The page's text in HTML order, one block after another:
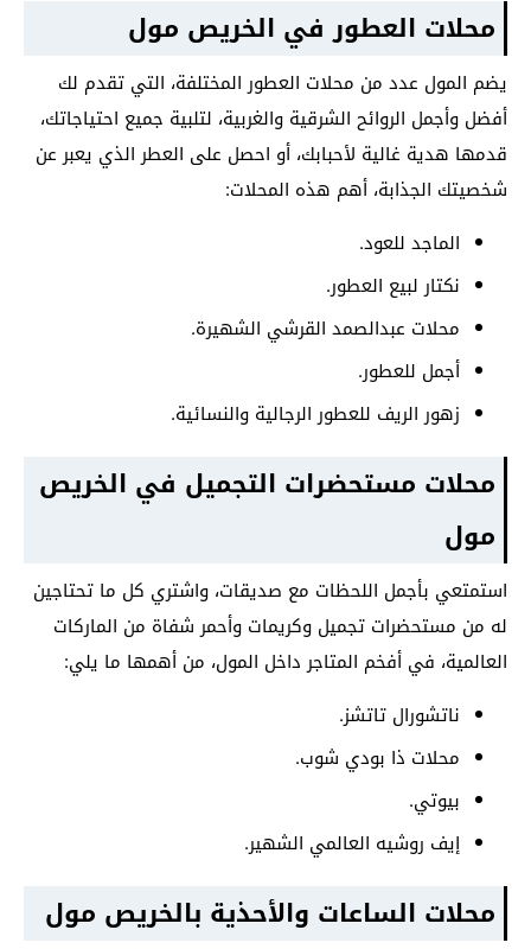
محلات العطور في الخريص مول
يضم المول عدد من محلات العطور المختلفة، التي تقدم لك
أفضل وأجمل الروائح الشرقية والغربية، لتلبية جميع احتياجاتك،
قدمها هدية غالية لأحبابك، أو احصل على العطر الذي يعبر عن
شخصيتك الجذابة، أهم هذه المحلات:
الماجد للعود.
نكتار لبيع العطور.
محلات عبدالصمد القرشي الشهيرة.
أجمل للعطور.
زهور الريف للعطور الرجالية والنسائية.
محلات مستحضرات التجميل في الخريص
مول
استمتعي بأجمل اللحظات مع صديقات، واشتري كل ما تحتاجين
له من مستحضرات تجميل وكريمات وأحمر شفاة من الماركات
العالمية، في أفخم المتاجر داخل المول، من أهمها ما يلي:
ناتشورال تاتشز.
محلات ذا بودي شوب.
بيوتي.
إيف روشيه العالمي الشهير.
محلات الساعات والأحذية بالخريص مول